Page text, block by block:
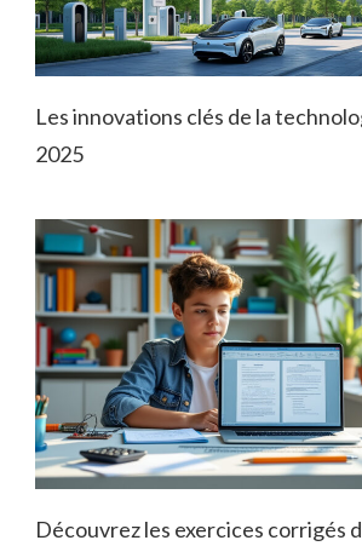
Les innovations clés de la
2025
Découvrez les exercices corrigés